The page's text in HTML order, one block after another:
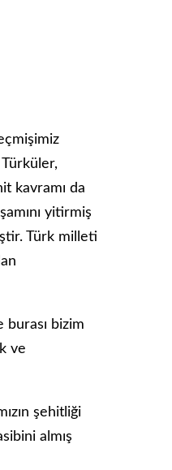
Türküler,
kavramı da
yitirmiş
Türk milleti
burası bizim
ve
şehitliği
almış